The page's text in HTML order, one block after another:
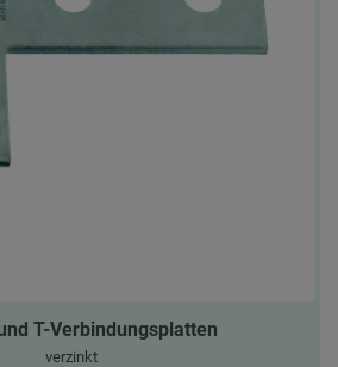
T-Verbindungsplatten
verzinkt